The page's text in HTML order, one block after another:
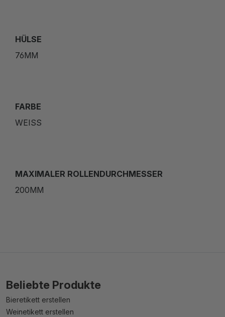
HÜLSE
76MM
FARBE
WEISS
MAXIMALER ROLLENDURCHMESSER
200MM
Beliebte Produkte
Bieretikett erstellen
Weinetikett erstellen